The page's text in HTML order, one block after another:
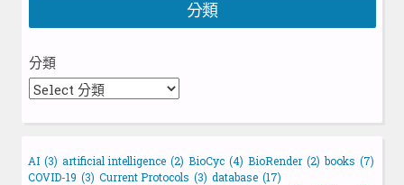
分類
分類
AI (3) artificial intelligence (2) BioCyc (4) BioRender (2) books (7)
COVID-19 (3) Current Protocols (3) database (17)